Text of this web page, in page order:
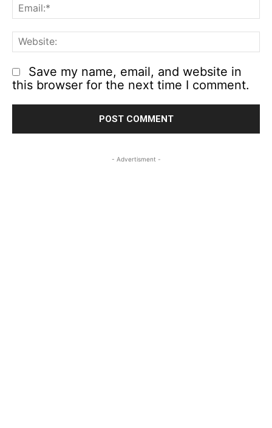
Save my name, email, and website in
this browser for the next time I comment.
- Advertisment -